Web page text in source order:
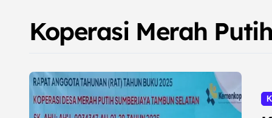
Koperasi Merah